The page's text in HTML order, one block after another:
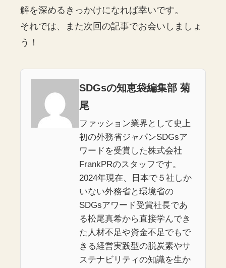
解を深めるきっかけになれば幸いです。
それでは、また次回の記事でお会いしましょ
う！
SDGsの知恵袋編集部 菊
尾
ファッション業界として史上
初の外務省ジャパンSDGsア
ワードを受賞した株式会社
FrankPRのスタッフです。
2024年現在、日本で５社しか
いない外務省と環境省の
SDGsアワード受賞社長であ
る松尾真希から直接学んでき
た人材不足や資金不足でもで
きる経営実践型の脱炭素やサ
ステナビリティの知識を生か